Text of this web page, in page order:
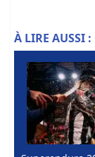
À LIRE AUSSI :